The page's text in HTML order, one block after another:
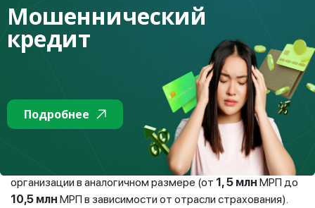
деятельность по перестрахованию, аналогичную для
казахстанских страховых компаний при условии
получения соответствующих лицензий.
Пруденциальное регулирование филиаловстраховых
(перестраховочных) организаций-
нерезидентов предусматривает установление
Минимального размера АПР вместо требуемого
Минимального размера уставного капитала для вновь
создаваемой страховой (перестраховочной)
организации в аналогичном размере (от 1, 5 млн МРП до
10,5 млн МРП в зависимости от отрасли страхования).
Мошеннический
кредит
Подробнее